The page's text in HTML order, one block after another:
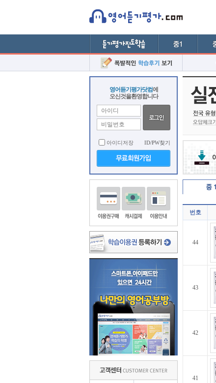
영어듣기평가닷컴에
오신것을환영합니다
아이디저장 ID/PW찾기
번호
44
43
42
41